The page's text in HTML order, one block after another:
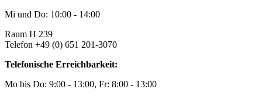
Mi und Do: 10:00 - 14:00
Raum H 239
Telefon +49 (0) 651 201-3070
Telefonische Erreichbarkeit:
Mo bis Do: 9:00 - 13:00, Fr: 8:00 - 13:00